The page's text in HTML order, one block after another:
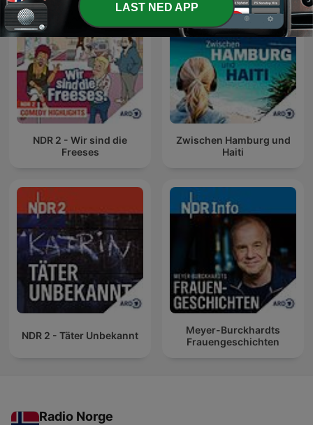
NDR 2 - Wir sind die
Freeses
Zwischen Hamburg und
Haiti
NDR 2 - Täter Unbekannt
Meyer-Burckhardts
Frauengeschichten
Radio Norge
LAST NED APP